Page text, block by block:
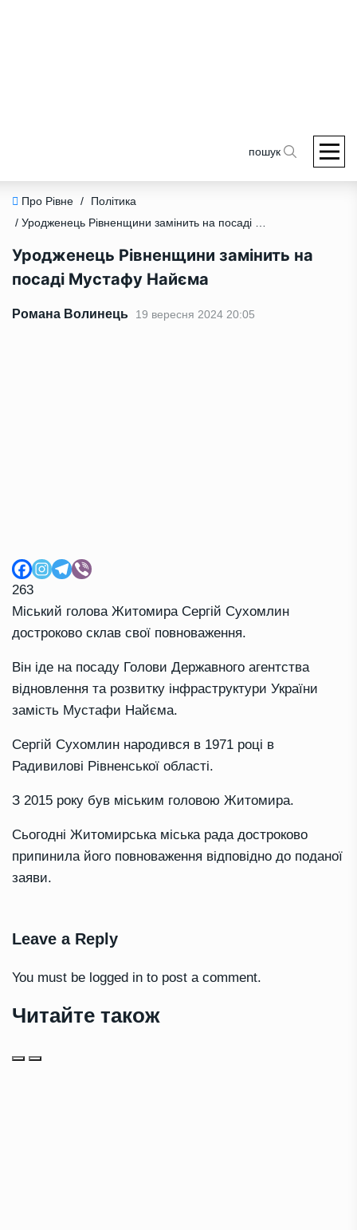
пошук
Про Рівне /
Політика
/ Уродженець Рівненщини замінить на посаді Мустафу Найєма
Уродженець Рівненщини замінить на
посаді Мустафу Найєма
Романа Волинець 19 вересня 2024 20:05
263
Міський голова Житомира Сергій Сухомлин
достроково склав свої повноваження.
Він іде на посаду Голови Державного агентства
відновлення та розвитку інфраструктури України
замість Мустафи Найєма.
Сергій Сухомлин народився в 1971 році в
Радивилові Рівненської області.
З 2015 року був міським головою Житомира.
Сьогодні Житомирська міська рада достроково
припинила його повноваження відповідно до поданої
заяви.
Leave a Reply
You must be logged in to post a comment.
Читайте також